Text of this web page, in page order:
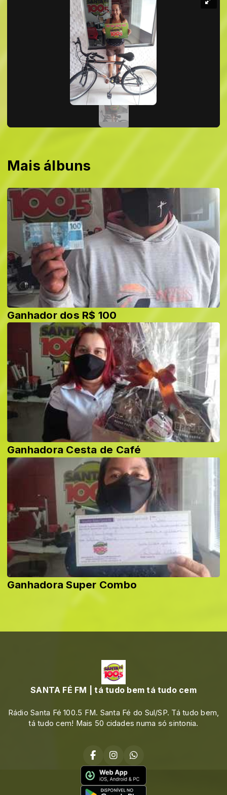
Mais álbuns
Ganhador dos R$ 100
Ganhadora Cesta de Café
Ganhadora Super Combo
SANTA FÉ FM | tá tudo bem tá tudo cem
Rádio Santa Fé 100.5 FM. Santa Fé do Sul/SP. Tá tudo bem,
tá tudo cem! Mais 50 cidades numa só sintonia.